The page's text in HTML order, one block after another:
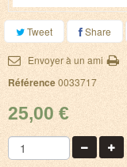
Tweet Share
Envoyer à un ami
Référence0033717
25,00 €